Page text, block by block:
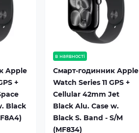
Apple
+
Black
в наявності
Смарт-годинник Apple
Watch Series 11 GPS +
Cellular 42mm Jet
Black Alu. Case w.
Black S. Band - S/M
(MF834)